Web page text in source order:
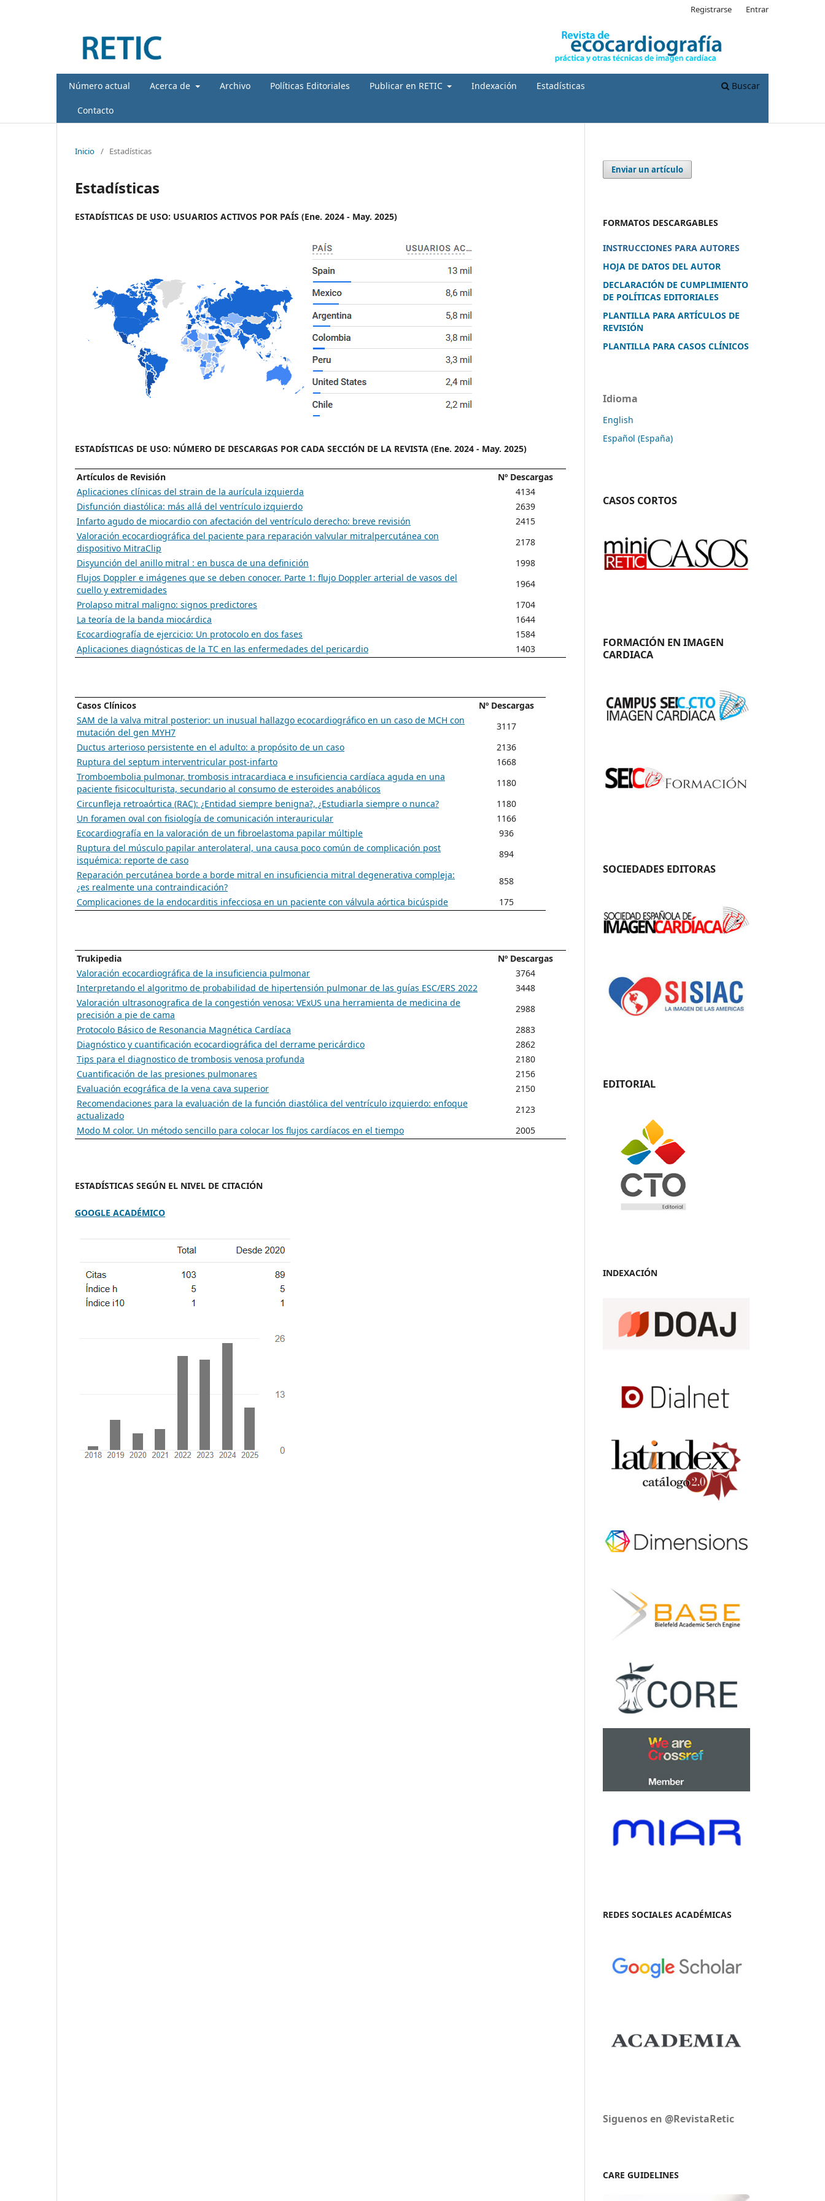
Número actual Acerca de Archivo Políticas Editoriales Publicar en RETIC Indexación Estadísticas
Contacto
Buscar
Registrarse Entrar
Inicio / Estadísticas
Estadísticas
ESTADÍSTICAS DE USO: USUARIOS ACTIVOS POR PAÍS (Ene. 2024 - May. 2025)
ESTADÍSTICAS DE USO: NÚMERO DE DESCARGAS POR CADA SECCIÓN DE LA REVISTA (Ene. 2024 - May. 2025)
Artículos de Revisión
Nº Descargas
Aplicaciones clínicas del strain de la aurícula izquierda
4134
Disfunción diastólica: más allá del ventrículo izquierdo
2639
Infarto agudo de miocardio con afectación del ventrículo derecho: breve revisión
2415
Valoración ecocardiográfica del paciente para reparación valvular mitralpercutánea con
dispositivo MitraClip
2178
Disyunción del anillo mitral : en busca de una definición
1998
Flujos Doppler e imágenes que se deben conocer. Parte 1: flujo Doppler arterial de vasos del
cuello y extremidades
1964
Prolapso mitral maligno: signos predictores
1704
La teoría de la banda miocárdica
1644
Ecocardiografía de ejercicio: Un protocolo en dos fases
1584
Aplicaciones diagnósticas de la TC en las enfermedades del pericardio
1403
Casos Clínicos
Nº Descargas
SAM de la valva mitral posterior: un inusual hallazgo ecocardiográfico en un caso de MCH con
mutación del gen MYH7
3117
Ductus arterioso persistente en el adulto: a propósito de un caso
2136
Ruptura del septum interventricular post-infarto
1668
Tromboembolia pulmonar, trombosis intracardiaca e insuficiencia cardíaca aguda en una
paciente fisicoculturista, secundario al consumo de esteroides anabólicos
1180
Circunfleja retroaórtica (RAC): ¿Entidad siempre benigna?, ¿Estudiarla siempre o nunca?
1180
Un foramen oval con fisiología de comunicación interauricular
1166
Ecocardiografía en la valoración de un fibroelastoma papilar múltiple
936
Ruptura del músculo papilar anterolateral, una causa poco común de complicación post
isquémica: reporte de caso
894
Reparación percutánea borde a borde mitral en insuficiencia mitral degenerativa compleja:
¿es realmente una contraindicación?
858
Complicaciones de la endocarditis infecciosa en un paciente con válvula aórtica bicúspide
175
Trukipedia
Nº Descargas
Valoración ecocardiográfica de la insuficiencia pulmonar
3764
Interpretando el algoritmo de probabilidad de hipertensión pulmonar de las guías ESC/ERS 2022
3448
Valoración ultrasonografica de la congestión venosa: VExUS una herramienta de medicina de
precisión a pie de cama
2988
Protocolo Básico de Resonancia Magnética Cardíaca
2883
Diagnóstico y cuantificación ecocardiográfica del derrame pericárdico
2862
Tips para el diagnostico de trombosis venosa profunda
2180
Cuantificación de las presiones pulmonares
2156
Evaluación ecográfica de la vena cava superior
2150
Recomendaciones para la evaluación de la función diastólica del ventrículo izquierdo: enfoque
actualizado
2123
Modo M color. Un método sencillo para colocar los flujos cardíacos en el tiempo
2005
ESTADÍSTICAS SEGÚN EL NIVEL DE CITACIÓN
GOOGLE ACADÉMICO
Enviar un artículo
FORMATOS DESCARGABLES
INSTRUCCIONES PARA AUTORES
HOJA DE DATOS DEL AUTOR
DECLARACIÓN DE CUMPLIMIENTO
DE POLÍTICAS EDITORIALES
PLANTILLA PARA ARTÍCULOS DE
REVISIÓN
PLANTILLA PARA CASOS CLÍNICOS
Idioma
English
Español (España)
CASOS CORTOS
FORMACIÓN EN IMAGEN
CARDIACA
SOCIEDADES EDITORAS
EDITORIAL
INDEXACIÓN
REDES SOCIALES ACADÉMICAS
Siguenos en @RevistaRetic
CARE GUIDELINES